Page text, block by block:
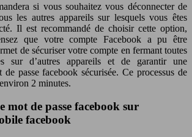
si vous souhaitez vous déconnecter de
les autres appareils sur lesquels vous êtes
Il est recommandé de choisir cette option,
que votre compte Facebook a pu être
de sécuriser votre compte en fermant toutes
sur d’autres appareils et de garantir une
passe facebook sécurisée. Ce processus de
2 minutes.
mot de passe facebook sur
facebook